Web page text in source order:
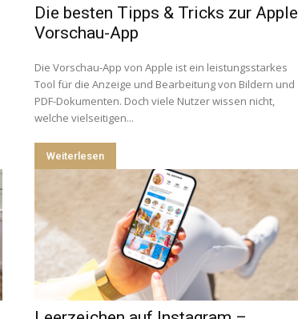
Die besten Tipps & Tricks zur Apple
Vorschau-App
Die Vorschau-App von Apple ist ein leistungsstarkes
Tool für die Anzeige und Bearbeitung von Bildern und
PDF-Dokumenten. Doch viele Nutzer wissen nicht,
welche vielseitigen...
Weiterlesen